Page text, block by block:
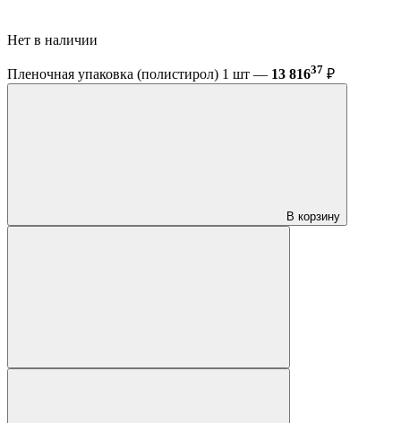
Нет в наличии
Пленочная упаковка (полистирол) 1 шт — 13 81637 ₽
В корзину